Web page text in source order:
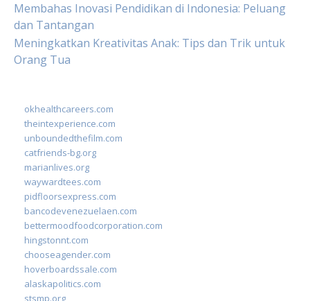
Membahas Inovasi Pendidikan di Indonesia: Peluang
dan Tantangan
Meningkatkan Kreativitas Anak: Tips dan Trik untuk
Orang Tua
okhealthcareers.com
theintexperience.com
unboundedthefilm.com
catfriends-bg.org
marianlives.org
waywardtees.com
pidfloorsexpress.com
bancodevenezuelaen.com
bettermoodfoodcorporation.com
hingstonnt.com
chooseagender.com
hoverboardssale.com
alaskapolitics.com
stsmp.org